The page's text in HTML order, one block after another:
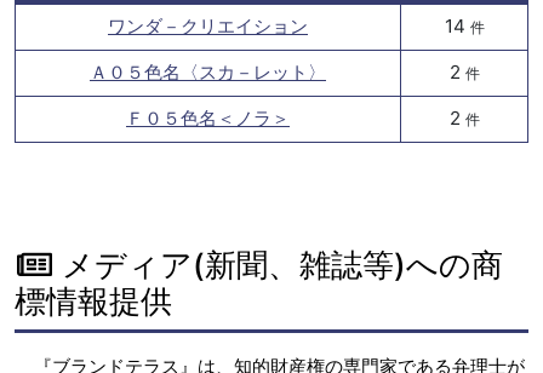
ワンダ－クリエイション
14 件
Ａ０５色名〈スカ－レット〉 2 件
Ｆ０５色名＜ノラ＞ 2 件
メディア(新聞、雑誌等)への商
標情報提供
『ブランドテラス』は、知的財産権の専門家である弁理士が